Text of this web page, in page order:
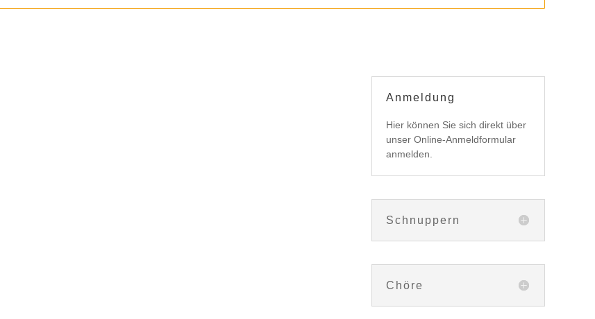
Anmeldung
Hier können Sie sich direkt über
unser Online-Anmeldformular
anmelden.
Schnuppern
Chöre